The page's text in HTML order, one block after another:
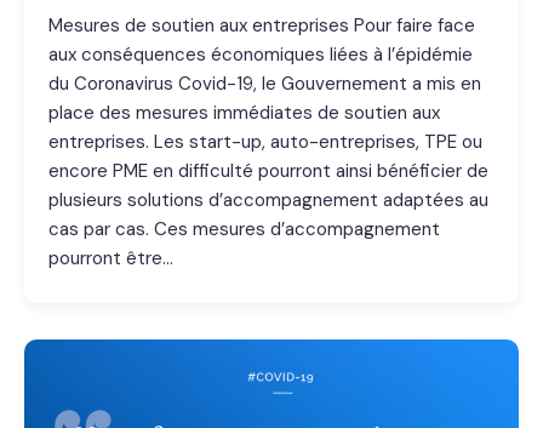
Mesures de soutien aux entreprises Pour faire face
aux conséquences économiques liées à l’épidémie
du Coronavirus Covid-19, le Gouvernement a mis en
place des mesures immédiates de soutien aux
entreprises. Les start-up, auto-entreprises, TPE ou
encore PME en difficulté pourront ainsi bénéficier de
plusieurs solutions d’accompagnement adaptées au
cas par cas. Ces mesures d’accompagnement
pourront être…